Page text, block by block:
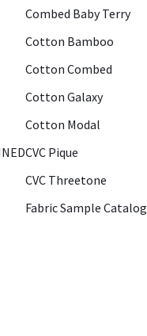
Combed Baby Terry
Cotton Bamboo
Cotton Combed
Cotton Galaxy
Cotton Modal
CVC Pique
CVC Threetone
Fabric Sample Catalog